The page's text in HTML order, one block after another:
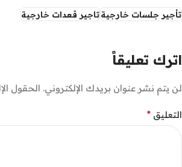
تأجير جلسات خارجيةتاجير قعدات خارجية
اترك تعليقاً
لن يتم نشر عنوان بريدك الإلكتروني. الحقول
التعليق *